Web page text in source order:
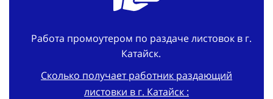
Работа промоутером по раздаче листовок в г.
Катайск.
Сколько получает работник раздающий
листовки в г. Катайск :